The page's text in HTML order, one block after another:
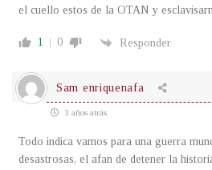
el cuello estos de la OTAN y
1 0 Responder
Sam enriquenafa
3 años atrás
Todo indica vamos para una guerra
desastrosas, el afan de detener la